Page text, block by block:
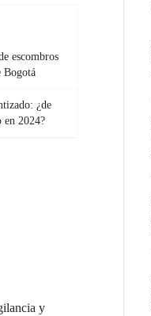
escombros
Bogotá
¿de
en 2024?
y